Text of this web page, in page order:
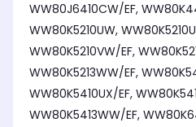
WW80J6410CW/EF,
WW80K5210UW,
WW80K5210VW/EF,
WW80K5213WW/EF,
WW80K5410UX/EF,
WW80K5413WW/EF,